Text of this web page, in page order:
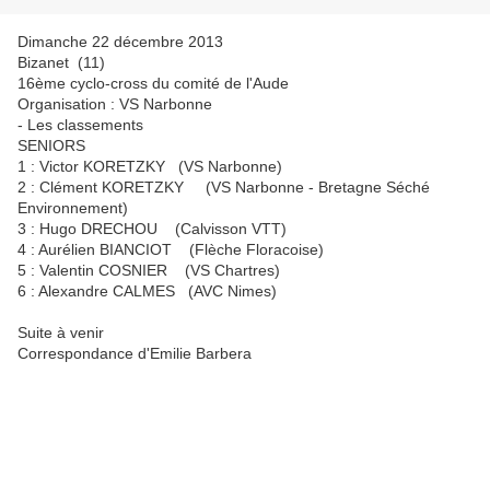
Dimanche 22 décembre 2013
Bizanet (11)
16ème cyclo-cross du comité de l'Aude
Organisation : VS Narbonne
- Les classements
SENIORS
1 : Victor KORETZKY (VS Narbonne)
2 : Clément KORETZKY (VS Narbonne - Bretagne Séché
Environnement)
3 : Hugo DRECHOU (Calvisson VTT)
4 : Aurélien BIANCIOT (Flèche Floracoise)
5 : Valentin COSNIER (VS Chartres)
6 : Alexandre CALMES (AVC Nimes)
Suite à venir
Correspondance d'Emilie Barbera